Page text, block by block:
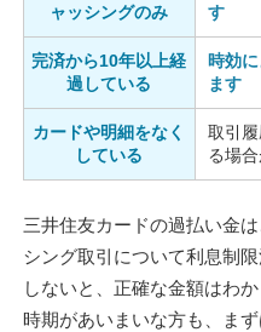
ャッシングのみ
す
完済から10年以上経
過している
時効
ます
カードや明細をなく
している
取引
る場
三井住友カードの過払い金
シング取引について利息制
しないと、正確な金額はわ
時期があいまいな方も、ま